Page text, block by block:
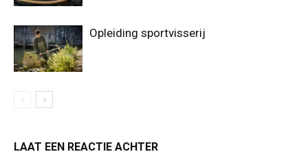
Opleiding sportvisserij
LAAT EEN REACTIE ACHTER